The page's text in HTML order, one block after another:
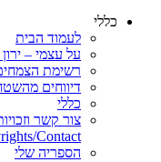
כללי
לעמוד הבית
על עצמי – ירון
רשימת
דיווחים
כללי
צור קשר
Contact
הספריה שלי